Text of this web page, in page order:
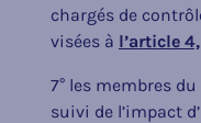
chargés de
visées à l’article 4,
7° les membres
suivi de l’impact